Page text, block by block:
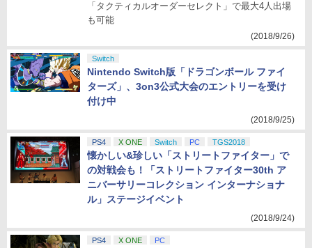
「タクティカルオーダーセレクト」で最大4人出場
も可能
(2018/9/26)
Switch
Nintendo Switch版「ドラゴンボール ファイ
ターズ」、3on3公式大会のエントリーを受け
付け中
(2018/9/25)
PS4 X ONE Switch PC TGS2018
懐かしい&珍しい「ストリートファイター」で
の対戦会も！「ストリートファイター30th ア
ニバーサリーコレクション インターナショナ
ル」ステージイベント
(2018/9/24)
PS4 X ONE PC